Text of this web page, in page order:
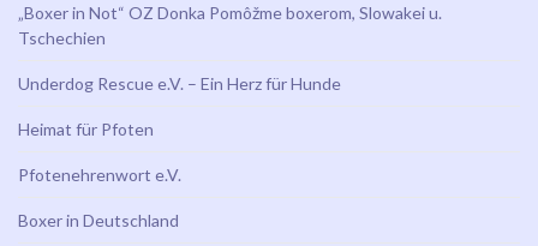
„Boxer in Not“ OZ Donka Pomôžme boxerom, Slowakei u.
Tschechien
Underdog Rescue e.V. – Ein Herz für Hunde
Heimat für Pfoten
Pfotenehrenwort e.V.
Boxer in Deutschland